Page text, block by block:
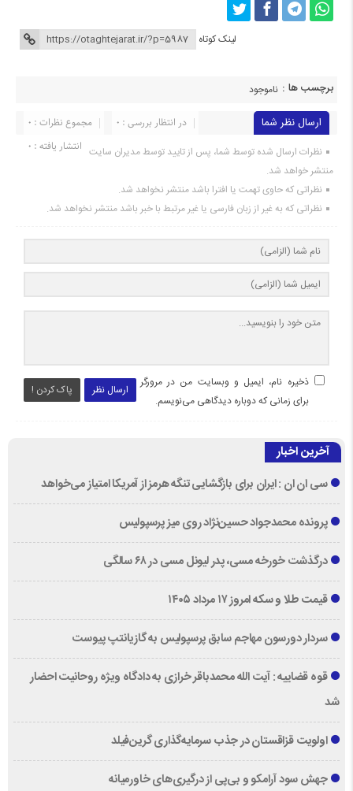
لینک کوتاه
برچسب ها : ناموجود
ارسال نظر شما مجموع نظرات : 0
در انتظار بررسی : 0
انتشار یافته : 0 نظرات ارسال شده توسط شما، پس از تایید توسط مدیران سایت
منتشر خواهد شد.
نظراتی که حاوی تهمت یا افترا باشد منتشر نخواهد شد.
نظراتی که به غیر از زبان فارسی یا غیر مرتبط با خبر باشد منتشر نخواهد شد.
ارسال نظر پاک کردن !
ذخیره نام، ایمیل و وبسایت من در مرورگر
برای زمانی که دوباره دیدگاهی می‌نویسم.
آخرین اخبار
سی ان ان : ایران برای بازگشایی تنگه هرمز از آمریکا امتیاز می‌خواهد
پرونده محمدجواد حسین‌نژاد روی میز پرسپولیس
درگذشت خورخه مسی، پدر لیونل مسی در ۶۸ سالگی
قیمت طلا و سکه امروز ۱۷ مرداد ۱۴۰۵
سردار دورسون مهاجم سابق پرسپولیس به گازیانتپ پیوست
قوه قضاییه : آیت الله محمدباقر خرازی به دادگاه ویژه روحانیت احضار
شد
اولویت قزاقستان در جذب سرمایه‌گذاری گرین‌فیلد
جهش سود آرامکو و بی‌پی از درگیری‌های خاورمیانه